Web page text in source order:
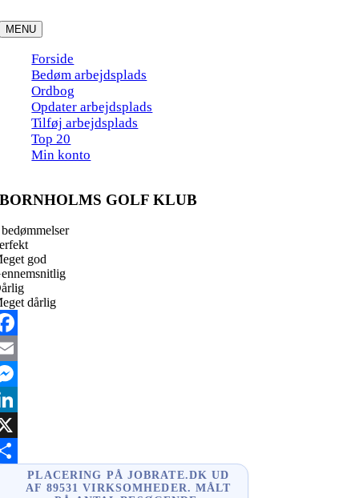
to
content
MENU
Forside
Bedøm arbejdsplads
Ordbog
Opdater arbejdsplads
Tilføj arbejdsplads
Top 20
Min konto
BORNHOLMS GOLF KLUB
god
dårlig
PLACERING PÅ JOBRATE.DK UD
AF 89531 VIRKSOMHEDER. MÅLT